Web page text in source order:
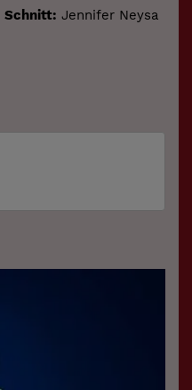
Schnitt: Jennifer Neysa